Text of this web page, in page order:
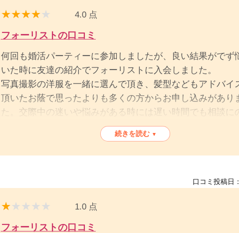
4.0 点
フォーリストの口コミ
何回も婚活パーティーに参加しましたが、良い結果がでず
いた時に友達の紹介でフォーリストに入会しました。
写真撮影の洋服を一緒に選んで頂き、髪型などもアドバイ
頂いたお蔭で思ったよりも多くの方からお申し込みがあり
た。交際中の迷いや悩みがある時には遅い時間でも相談に
頂き親身にアドバイスを下さいました。
お蔭で優しい彼と巡り会う事が出来ました。挙式を控えて
変幸せです。
続きを読む ▾
口コミ投稿日
1.0 点
フォーリストの口コミ